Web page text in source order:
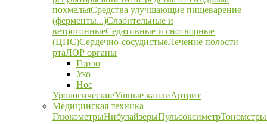
похмельяСредства улучшающие пищеварение
(ферменты...)Слабительные и
ветрогонныеСедативные и снотворные
(ЦНС)Сердечно-сосудистыеЛечение полости
ртаЛОР органы
Горло
Ухо
Нос
УрологическиеУшные каплиАртрит
Медицинская техника
ГлюкометрыНибулайзерыПульсоксиметрТонометры